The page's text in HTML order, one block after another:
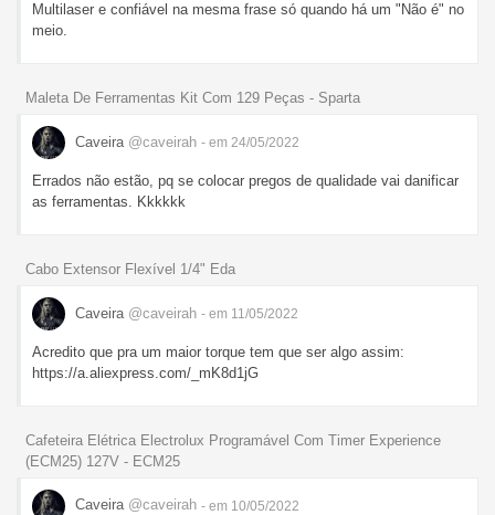
Multilaser e confiável na mesma frase só quando há um "Não é" no
meio.
Maleta De Ferramentas Kit Com 129 Peças - Sparta
Caveira @caveirah - em 24/05/2022
Errados não estão, pq se colocar pregos de qualidade vai danificar
as ferramentas. Kkkkkk
Cabo Extensor Flexível 1/4" Eda
Caveira @caveirah - em 11/05/2022
Acredito que pra um maior torque tem que ser algo assim:
https://a.aliexpress.com/_mK8d1jG
Cafeteira Elétrica Electrolux Programável Com Timer Experience
(ECM25) 127V - ECM25
Caveira @caveirah - em 10/05/2022